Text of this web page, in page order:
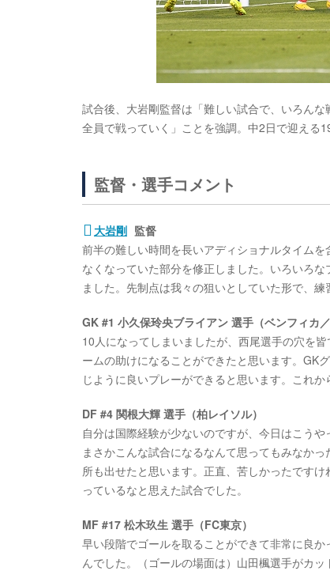
試合後、大岩剛監督は「難しい試合で、いろん
全員で戦っていく」ことを強調。中2日で迎える
監督・選手コメント
大岩剛 監督
前半の難しい時間を長いアディショナルタイム
なくなっていた部分を修正しました。いろいろ
ました。先制点は我々の狙いとしていた形で、
GK #1 小久保玲央ブライアン 選手（ベンフィカ／
10人になってしまいましたが、西尾選手の穴を
ームの助けになることができたと思います。GK
じように良いプレーができると思います。これ
DF #4 関根大輝 選手（柏レイソル）
自分は国際経験が少ないのですが、今日はこう
まさかこんな試合になるなんて思ってもみなか
所も出せたと思います。正直、苦しかったです
っているなと思えた試合でした。
MF #17 松木玖生 選手（FC東京）
早い段階でゴールを取ることができて非常に良
んでした。（ゴールの場面は）山田楓選手がカ